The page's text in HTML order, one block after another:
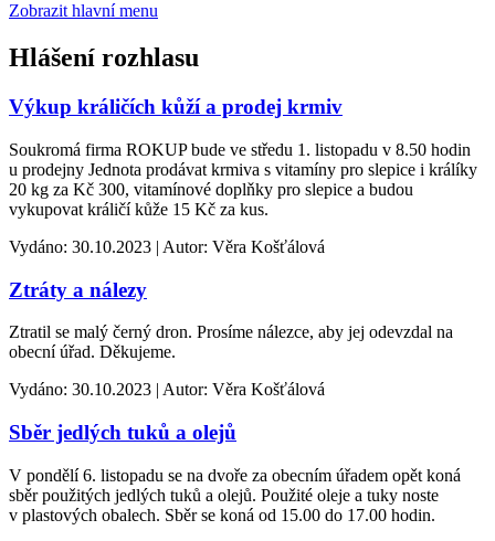
Zobrazit hlavní menu
Hlášení rozhlasu
Výkup králičích kůží a prodej krmiv
Soukromá firma ROKUP bude ve středu 1. listopadu v 8.50 hodin
u prodejny Jednota prodávat krmiva s vitamíny pro slepice i králíky
20 kg za Kč 300, vitamínové doplňky pro slepice a budou
vykupovat králičí kůže 15 Kč za kus.
Vydáno: 30.10.2023 | Autor: Věra Košťálová
Ztráty a nálezy
Ztratil se malý černý dron. Prosíme nálezce, aby jej odevzdal na
obecní úřad. Děkujeme.
Vydáno: 30.10.2023 | Autor: Věra Košťálová
Sběr jedlých tuků a olejů
V pondělí 6. listopadu se na dvoře za obecním úřadem opět koná
sběr použitých jedlých tuků a olejů. Použité oleje a tuky noste
v plastových obalech. Sběr se koná od 15.00 do 17.00 hodin.